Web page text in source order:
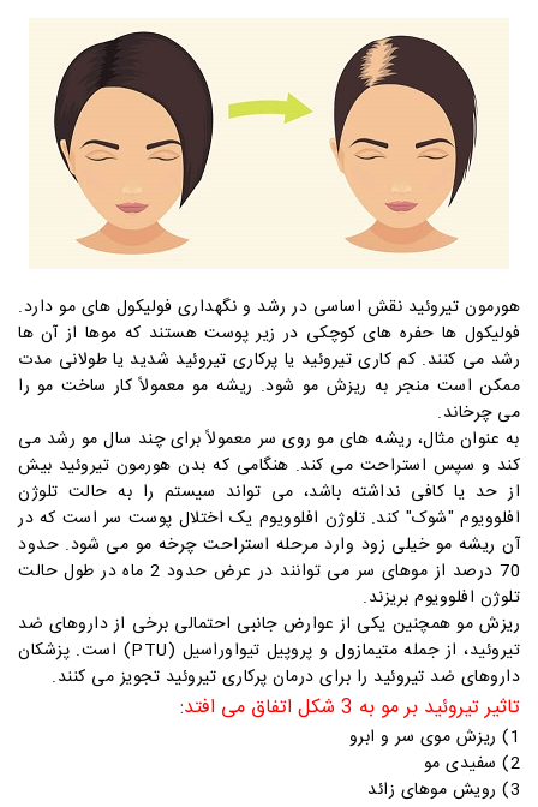
هورمون تیروئید نقش اساسی در رشد و نگهداری فولیکول های مو دارد.
فولیکول ها حفره های کوچکی در زیر پوست هستند که موها از آن ها
رشد می کنند. کم کاری تیروئید یا پرکاری تیروئید شدید یا طولانی مدت
ممکن است منجر به ریزش مو شود. ریشه مو معمولاً کار ساخت مو را
می چرخاند.
به عنوان مثال، ریشه های مو روی سر معمولاً برای چند سال مو رشد می
کند و سپس استراحت می کند. هنگامی که بدن هورمون تیروئید بیش
از حد یا کافی نداشته باشد، می تواند سیستم را به حالت تلوژن
افلوویوم "شوک" کند. تلوژن افلوویوم یک اختلال پوست سر است که در
آن ریشه مو خیلی زود وارد مرحله استراحت چرخه مو می شود. حدود
70 درصد از موهای سر می توانند در عرض حدود 2 ماه در طول حالت
تلوژن افلوویوم بریزند.
ریزش مو همچنین یکی از عوارض جانبی احتمالی برخی از داروهای ضد
تیروئید، از جمله متیمازول و پروپیل تیواوراسیل (PTU) است. پزشکان
داروهای ضد تیروئید را برای درمان پرکاری تیروئید تجویز می کنند.
تاثیر تیروئید بر مو به 3 شکل اتفاق می افتد:
1) ریزش موی سر و ابرو
2) سفیدی مو
3) رویش موهای زائد